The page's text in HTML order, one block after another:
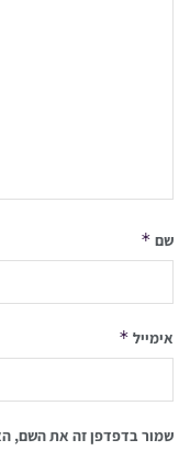
שם *
אימייל *
שמור בדפדפן זה את השם,